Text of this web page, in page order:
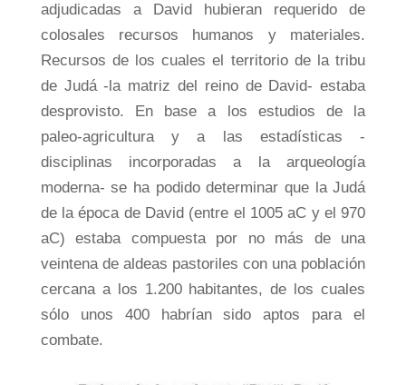
adjudicadas a David hubieran requerido de
colosales recursos humanos y materiales.
Recursos de los cuales el territorio de la tribu
de Judá -la matriz del reino de David- estaba
desprovisto. En base a los estudios de la
paleo-agricultura y a las estadísticas -
disciplinas incorporadas a la arqueología
moderna- se ha podido determinar que la Judá
de la época de David (entre el 1005 aC y el 970
aC) estaba compuesta por no más de una
veintena de aldeas pastoriles con una población
cercana a los 1.200 habitantes, de los cuales
sólo unos 400 habrían sido aptos para el
combate.